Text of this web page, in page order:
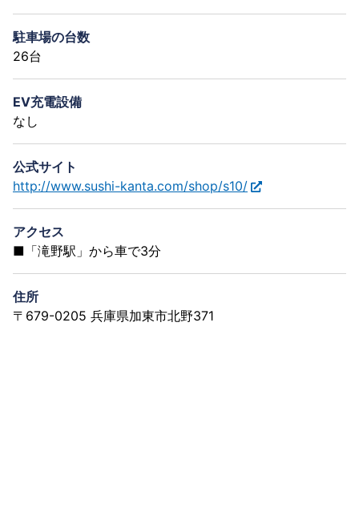
駐車場の台数
26台
EV充電設備
なし
公式サイト
http://www.sushi-kanta.com/shop/s10/
アクセス
■「滝野駅」から車で3分
住所
〒679-0205 兵庫県加東市北野371